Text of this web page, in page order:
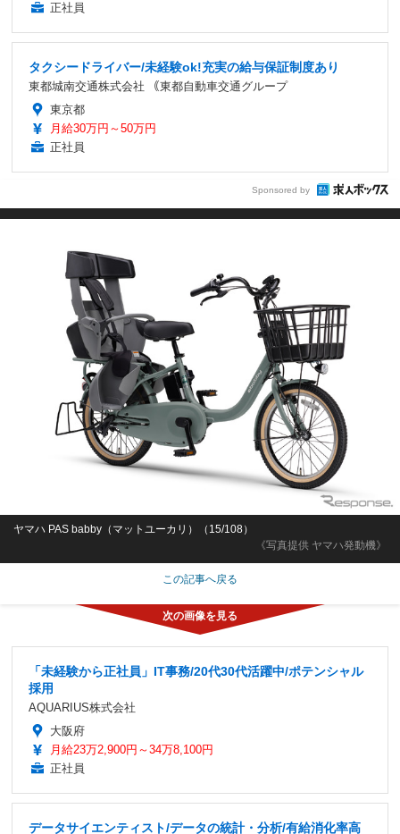
正社員
タクシードライバー/未経験ok!充実の給与保証制度あり
東都城南交通株式会社 ｟東都自動車交通グループ
東京都
月給30万円～50万円
正社員
Sponsored by
《写真提供 ヤマハ発動機》
ヤマハ PAS babby（マットユーカリ）（15/108）
この記事へ戻る
「未経験から正社員」IT事務/20代30代活躍中/ポテンシャル
採用
AQUARIUS株式会社
大阪府
月給23万2,900円～34万8,100円
正社員
データサイエンティスト/データの統計・分析/有給消化率高